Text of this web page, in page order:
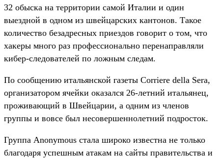
32 обыска на территории самой Италии и один
выездной в одном из швейцарских кантонов. Такое
количество безадресных приездов говорит о том, что
хакеры много раз профессионально перенаправляли
кибер-следователей по ложным следам.
По сообщению итальянской газеты Corriere della Sera,
организатором ячейки оказался 26-летний итальянец,
проживающий в Швейцарии, а одним из членов
группы и вовсе был несовершеннолетний подросток.
Группа Anonymous стала широко известна не только
благодаря успешным атакам на сайты правительства и